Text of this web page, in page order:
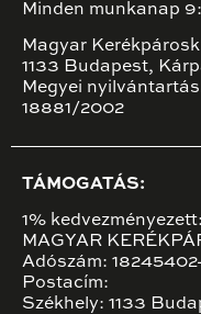
Minden munkanap
Magyar
1133 Budapest,
Megyei
18881/2002
TÁMOGATÁS:
1% kedvezményezett:
MAGYAR
Adószám:
Postacím:
Székhely: 1133